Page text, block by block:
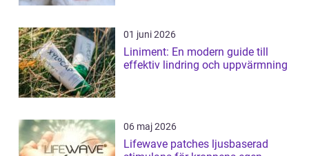
01 juni 2026
Liniment: En modern guide till
effektiv lindring och uppvärmning
06 maj 2026
Lifewave patches ljusbaserad